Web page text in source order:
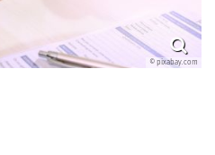
© pixabay.com